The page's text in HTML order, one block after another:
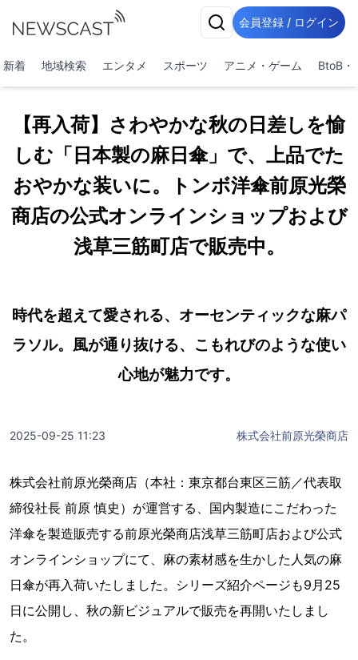
会員登録 / ログイン
新着 地域検索 エンタメ スポーツ アニメ・ゲーム BtoB・
【再入荷】さわやかな秋の日差しを愉
しむ「日本製の麻日傘」で、上品でた
おやかな装いに。トンボ洋傘前原光榮
商店の公式オンラインショップおよび
浅草三筋町店で販売中。
時代を超えて愛される、オーセンティックな麻パ
ラソル。風が通り抜ける、こもれびのような使い
心地が魅力です。
2025-09-25 11:23 株式会社前原光榮商店
株式会社前原光榮商店（本社：東京都台東区三筋／代表取
締役社長 前原 慎史）が運営する、国内製造にこだわった
洋傘を製造販売する前原光榮商店浅草三筋町店および公式
オンラインショップにて、麻の素材感を生かした人気の麻
日傘が再入荷いたしました。シリーズ紹介ページも9月25
日に公開し、秋の新ビジュアルで販売を再開いたしまし
た。